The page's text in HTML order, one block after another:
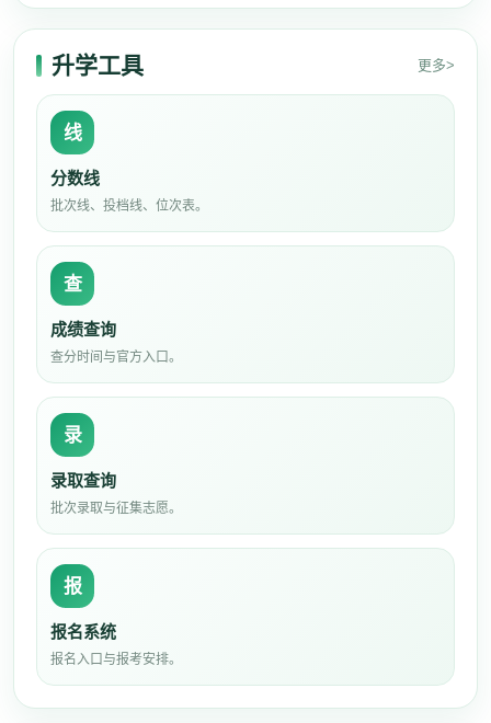
升学工具 更多>
线
分数线
批次线、投档线、位次表。
查
成绩查询
查分时间与官方入口。
录
录取查询
批次录取与征集志愿。
报
报名系统
报名入口与报考安排。